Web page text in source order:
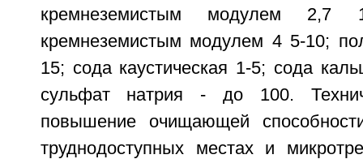
кремнеземистым модулем 2,7
кремнеземистым модулем 4 5-10;
15; сода каустическая 1-5; сода
сульфат натрия - до 100.
повышение очищающей
труднодоступных местах и